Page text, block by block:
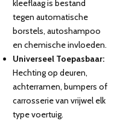
kleeflaag is bestand
tegen automatische
borstels, autoshampoo
en chemische invloeden.
Universeel Toepasbaar:
Hechting op deuren,
achterramen, bumpers of
carrosserie van vrijwel elk
type voertuig.